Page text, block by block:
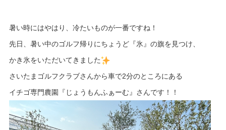
暑い時にはやはり、冷たいものが一番ですね！
先日、暑い中のゴルフ帰りにちょうど『氷』の旗を見つけ、
かき氷をいただいてきました
さいたまゴルフクラブさんから車で2分のところにある
イチゴ専門農園『じょうもんふぁーむ』さんです！！